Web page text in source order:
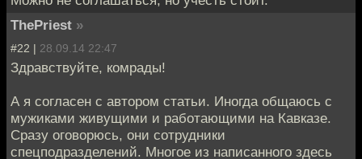
ThePriest »
#22 | 28.09.14 22:47
Здравствуйте, комрады!
А я согласен с автором статьи. Иногда общаюсь с
мужиками живущими и работающими на Кавказе.
Сразу оговорюсь, они сотрудники
спецподразделений. Многое из написанного здесь